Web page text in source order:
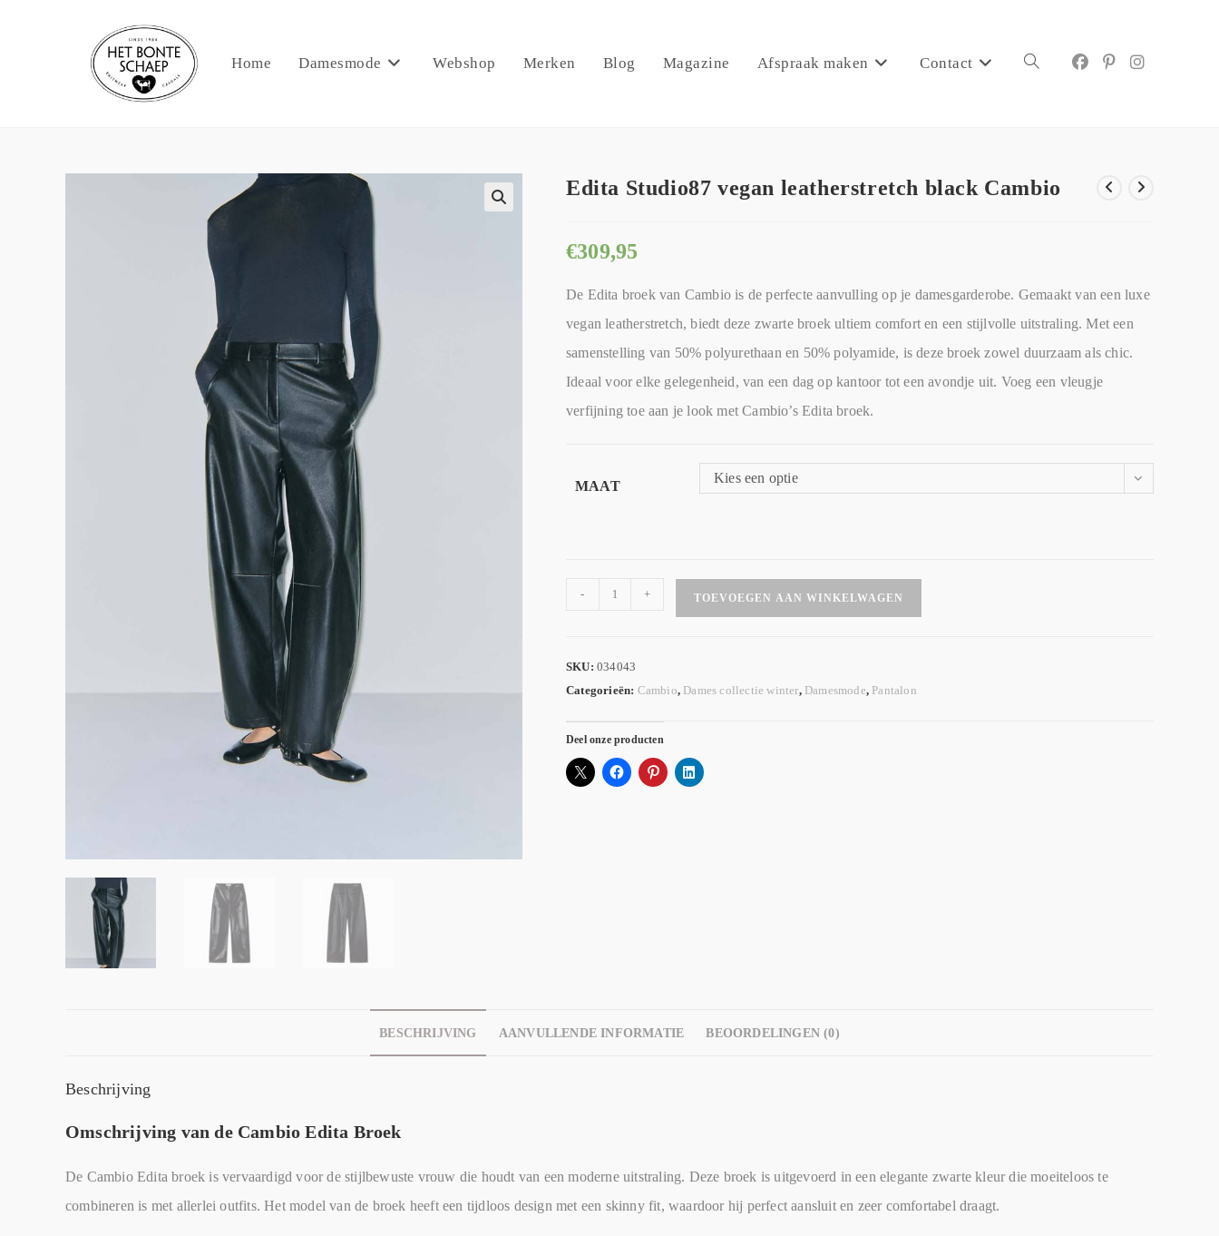
Home Damesmode Webshop Merken Blog Magazine Afspraak maken Contact
Edita Studio87 vegan leatherstretch black Cambio
€309,95
De Edita broek van Cambio is de perfecte aanvulling op je damesgarderobe. Gemaakt van een luxe
vegan leatherstretch, biedt deze zwarte broek ultiem comfort en een stijlvolle uitstraling. Met een
samenstelling van 50% polyurethaan en 50% polyamide, is deze broek zowel duurzaam als chic.
Ideaal voor elke gelegenheid, van een dag op kantoor tot een avondje uit. Voeg een vleugje
verfijning toe aan je look met Cambio’s Edita broek.
MAAT
Kies een optie
- + TOEVOEGEN AAN WINKELWAGEN
SKU: 034043
Categorieën: Cambio, Dames collectie winter, Damesmode, Pantalon
Deel onze producten
BESCHRIJVING AANVULLENDE INFORMATIE BEOORDELINGEN (0)
Beschrijving
Omschrijving van de Cambio Edita Broek
De Cambio Edita broek is vervaardigd voor de stijlbewuste vrouw die houdt van een moderne uitstraling. Deze broek is uitgevoerd in een elegante zwarte kleur die moeiteloos te
combineren is met allerlei outfits. Het model van de broek heeft een tijdloos design met een skinny fit, waardoor hij perfect aansluit en zeer comfortabel draagt.